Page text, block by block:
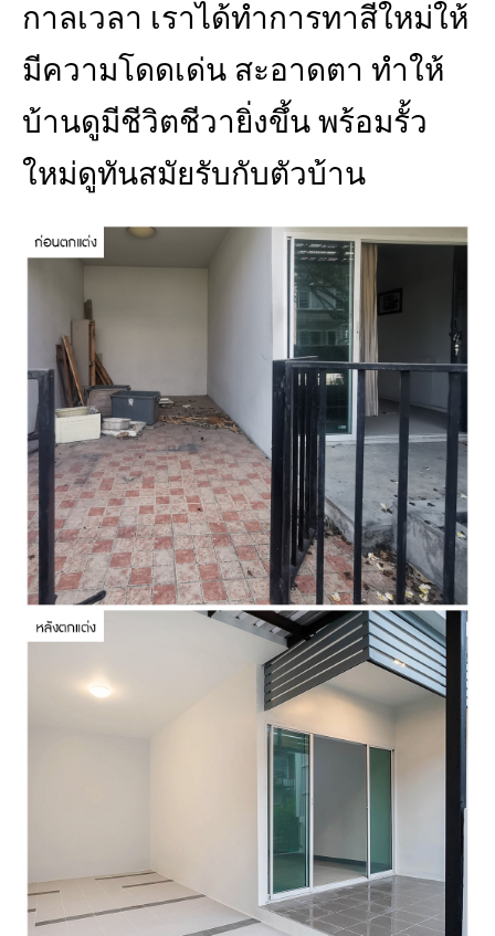
กาลเวลา เราได้ทำการทาสีใหม่ให้
มีความโดดเด่น สะอาดตา ทำให้
บ้านดูมีชีวิตชีวายิ่งขึ้น พร้อมรั้ว
ใหม่ดูทันสมัยรับกับตัวบ้าน